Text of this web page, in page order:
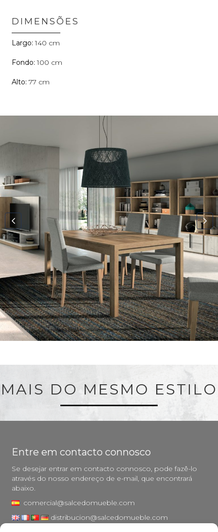
DIMENSÕES
140
100
77
MAIS DO MESMO ESTILO
Entre em contacto connosco
Se desejar entrar em contacto connosco, pode fazê-lo
através do nosso endereço de e-mail, que encontrará
abaixo.
comercial@salcedomueble.com
distribucion@salcedomueble.com